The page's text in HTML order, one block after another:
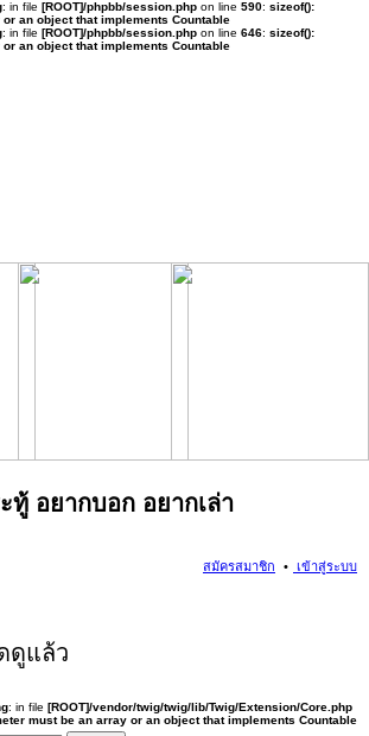
: in file [ROOT]/phpbb/session.php on line 590: sizeof():
an object that implements Countable
: in file [ROOT]/phpbb/session.php on line 646: sizeof():
an object that implements Countable
ทู้ อยากบอก อยากเล่า
เข้าสู่ระบบ
สมัครสมาชิก
ดูแล้ว
: in file [ROOT]/vendor/twig/twig/lib/Twig/Extension/Core.php
must be an array or an object that implements Countable